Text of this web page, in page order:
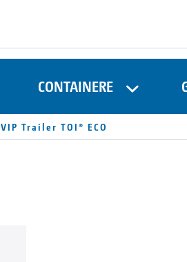
CONTAINERE
VIP Trailer TOI® ECO